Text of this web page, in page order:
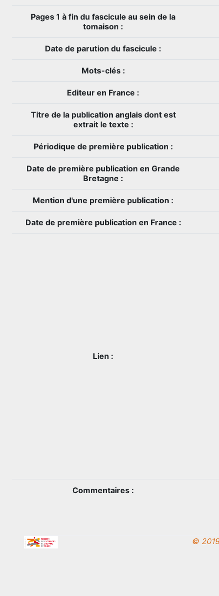
Pages 1 à fin du fascicule au sein de la
tomaison :
Date de parution du fascicule :
Mots-clés :
Editeur en France :
Titre de la publication anglais dont est
extrait le texte :
Périodique de première publication :
Date de première publication en Grande
Bretagne :
Mention d'une première publication :
Date de première publication en France :
Lien :
Commentaires :
©